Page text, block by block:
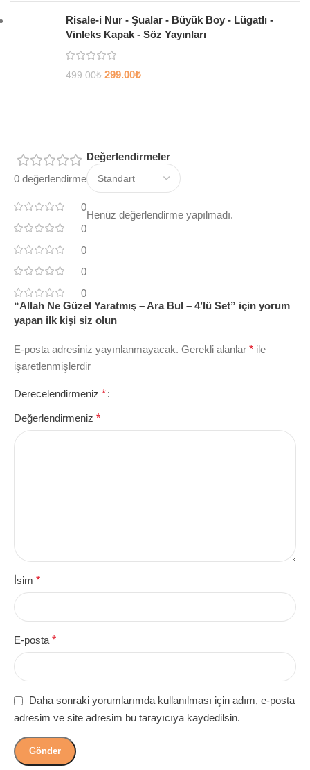
Risale-i Nur - Şualar - Büyük Boy - Lügatlı -
Vinleks Kapak - Söz Yayınları
499.00₺ 299.00₺
0 değerlendirme
0
0
0
0
0
Değerlendirmeler
Henüz değerlendirme yapılmadı.
“Allah Ne Güzel Yaratmış – Ara Bul – 4’lü Set” için yorum
yapan ilk kişi siz olun
E-posta adresiniz yayınlanmayacak. Gerekli alanlar * ile
işaretlenmişlerdir
Derecelendirmeniz *
Değerlendirmeniz *
İsim *
E-posta *
Daha sonraki yorumlarımda kullanılması için adım, e-posta
adresim ve site adresim bu tarayıcıya kaydedilsin.